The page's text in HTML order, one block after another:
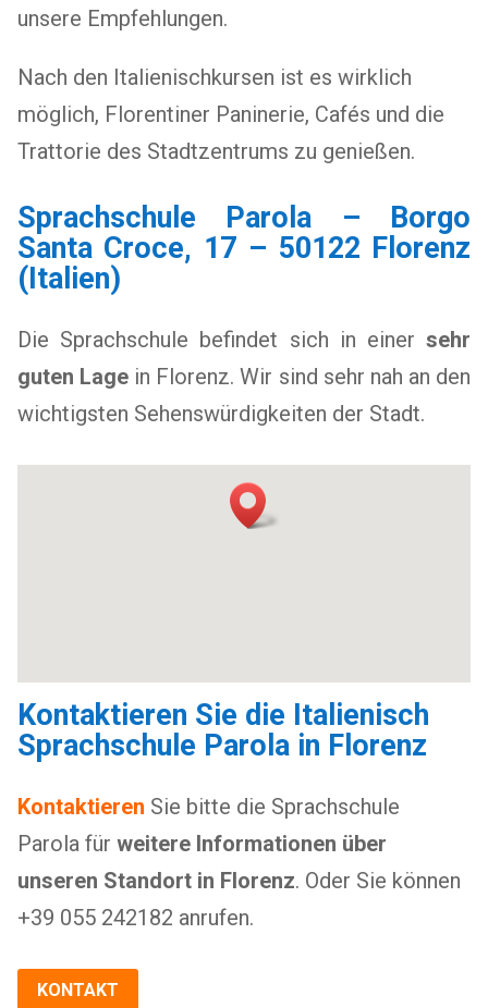
unsere Empfehlungen.
Nach den Italienischkursen ist es wirklich
möglich, Florentiner Paninerie, Cafés und die
Trattorie des Stadtzentrums zu genießen.
Sprachschule Parola – Borgo
Santa Croce, 17 – 50122 Florenz
(Italien)
Die Sprachschule befindet sich in einer sehr
guten Lagein Florenz. Wir sind sehr nah an den
wichtigsten Sehenswürdigkeiten der Stadt.
Kontaktieren Sie die Italienisch
Sprachschule Parola in Florenz
Kontaktieren Sie bitte die Sprachschule
Parola für weitere Informationen über
unseren Standort in Florenz. Oder Sie können
+39 055 242182 anrufen.
KONTAKT